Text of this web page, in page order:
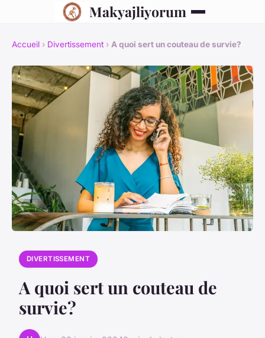
Makyajliyorum
Accueil › Divertissement › A quoi sert un couteau de survie?
DIVERTISSEMENT
A quoi sert un couteau de
survie?